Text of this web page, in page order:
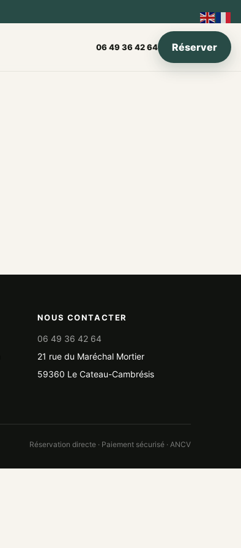
06 49 36 42 64 Réserver
NOUS CONTACTER
06 49 36 42 64
21 rue du Maréchal Mortier
59360 Le Cateau-Cambrésis
Réservation directe · Paiement sécurisé · ANCV